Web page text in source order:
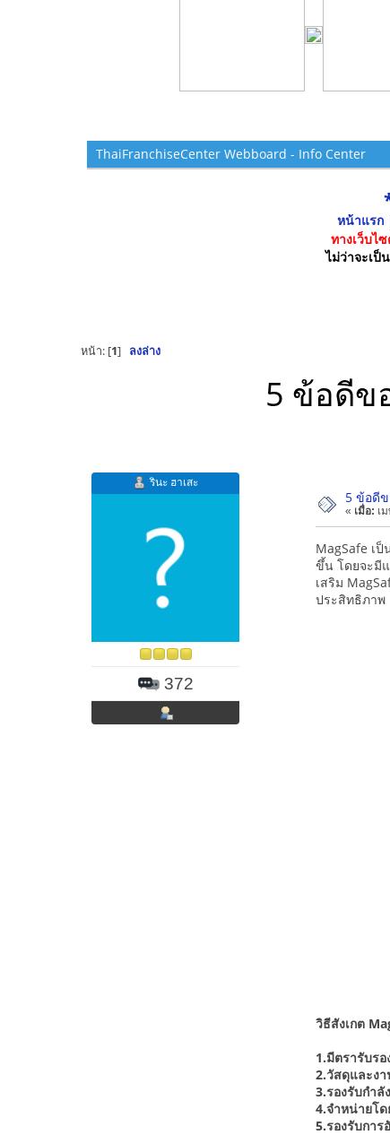
ThaiFranchiseCenter Webboard - Info Center
หน้าแรก
ทางเว็บไ
ไม่ว่าจะเป็
หน้า: [1] ลงล่าง
5 ข้อดีข
รินะ ฮาเสะ
372
5 ข้อดีข
« เมื่อ: เ
MagSafe เ
ขึ้น โดยจะมี
เสริม
ประสิทธิภาพ
วิธีสังเกต
1.มีตรารับร
2.วัสดุและง
3.รองรับกำลั
4.จำหน่ายโ
5.รองรับกา